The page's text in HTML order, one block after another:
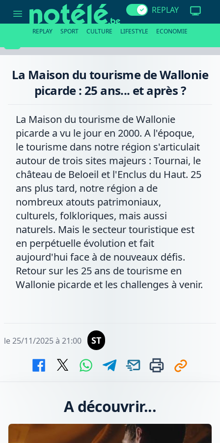
Maison
picarde
REPLAY
REPLAY SPORT CULTURE LIFESTYLE ECONOMIE
La Maison du tourisme de Wallonie
picarde : 25 ans... et après ?
La Maison du tourisme de Wallonie
picarde a vu le jour en 2000. A l'époque,
le tourisme dans notre région s'articulait
autour de trois sites majeurs : Tournai, le
château de Beloeil et l'Enclus du Haut. 25
ans plus tard, notre région a de
nombreux atouts patrimoniaux,
culturels, folkloriques, mais aussi
naturels. Mais le secteur touristique est
en perpétuelle évolution et fait
aujourd'hui face à de nouveaux défis.
Retour sur les 25 ans de tourisme en
Wallonie picarde et les challenges à venir.
le 25/11/2025 à 21:00 ST
A découvrir...